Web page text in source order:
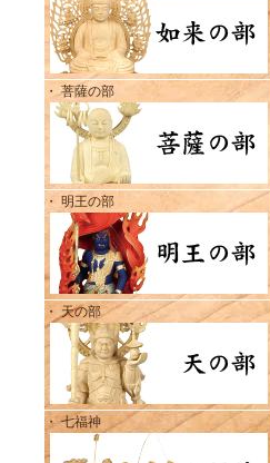
・ 菩薩の部
・ 明王の部
・ 天の部
・ 七福神